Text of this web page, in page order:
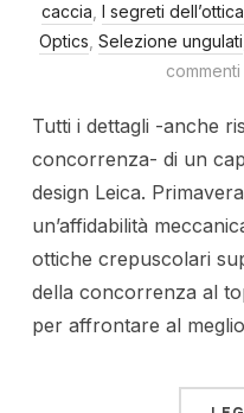
caccia I segreti
Optics Selezione ungulati
Tutti i dettagli -anche
concorrenza- di un
design Leica.
un’affidabilità
ottiche crepuscolari
della concorrenza al
per affrontare al